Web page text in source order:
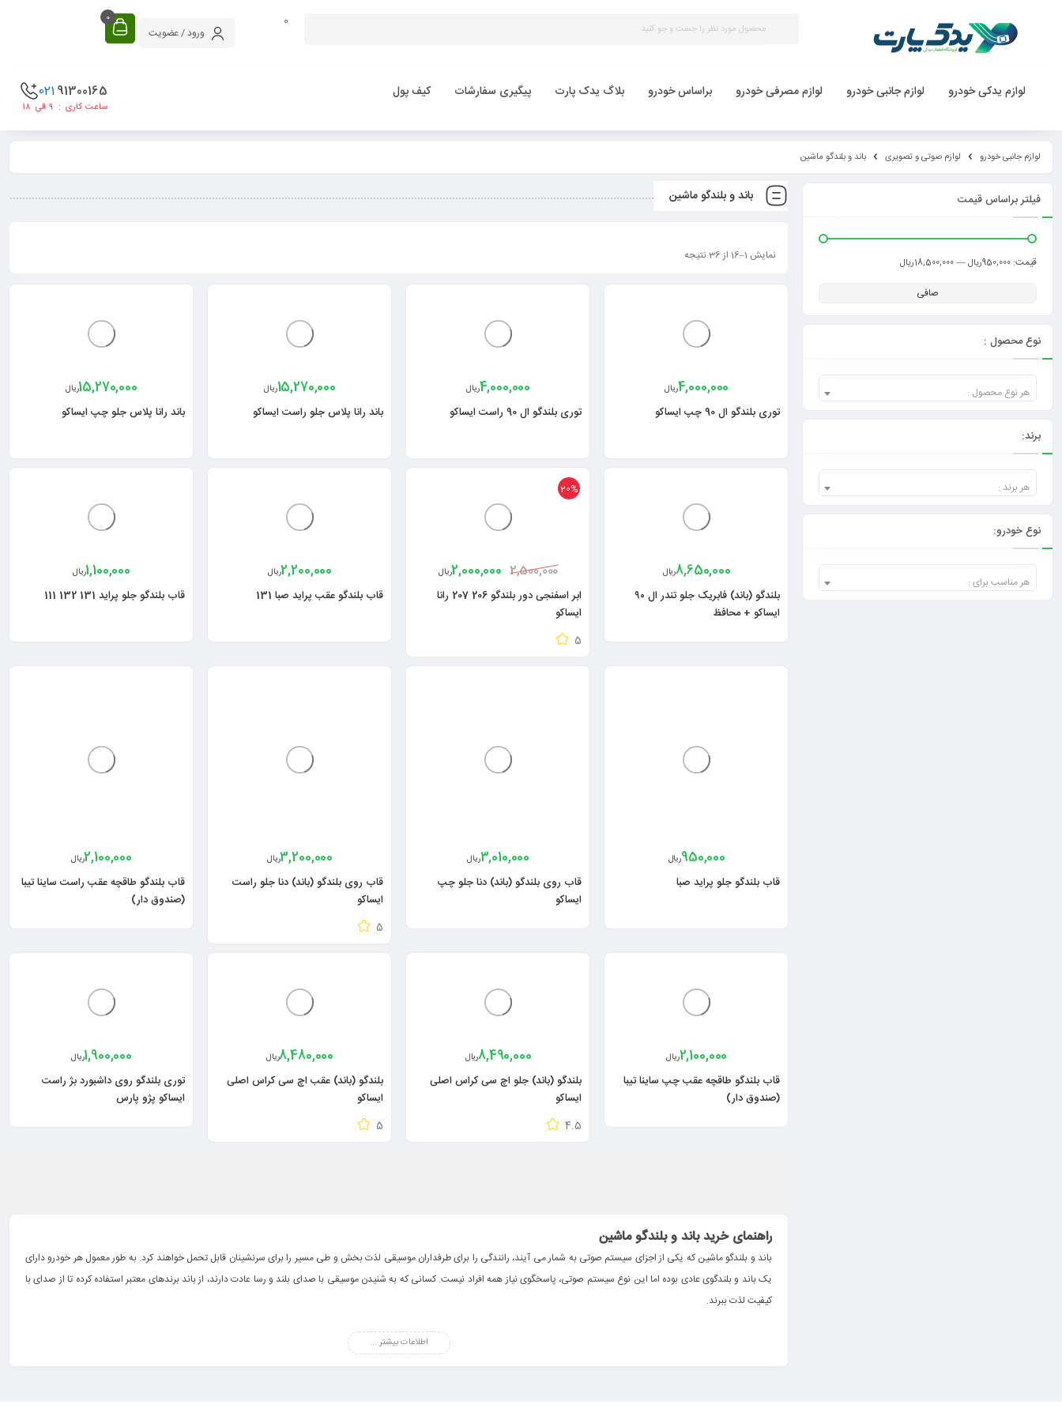
0
ورود / عضویت
0
لوازم یدکی خودرو لوازم جانبی خودرو لوازم مصرفی خودرو براساس خودرو بلاگ یدک پارت پیگیری سفارشات کیف پول 91300165
021
ساعت کاری : ۹ الی ۱۸
لوازم جانبی خودرو لوازم صوتی و تصویری باند و بلندگو ماشین
باند و بلندگو ماشین
نمایش 1–16 از 36 نتیجه
4,000,000ریال
توری بلندگو ال 90 چپ ایساکو
4,000,000ریال
توری بلندگو ال 90 راست ایساکو
15,270,000ریال
باند رانا پلاس جلو راست ایساکو
15,270,000ریال
باند رانا پلاس جلو چپ ایساکو
8,650,000ریال
بلندگو (باند) فابریک جلو تندر ال ۹۰
ایساکو + محافظ
20%
2,500,000
2,000,000ریال
ابر اسفنجی دور بلندگو 206 207 رانا
ایساکو
5
2,200,000ریال
قاب بلندگو عقب پراید صبا 131
1,100,000ریال
قاب بلندگو جلو پراید 131 132 111
950,000ریال
قاب بلندگو جلو پراید صبا
3,010,000ریال
قاب روی بلندگو (باند) دنا جلو چپ
ایساکو
3,200,000ریال
قاب روی بلندگو (باند) دنا جلو راست
ایساکو
5
2,100,000ریال
قاب بلندگو طاقچه عقب راست ساینا تیبا
(صندوق دار)
2,100,000ریال
قاب بلندگو طاقچه عقب چپ ساینا تیبا
(صندوق دار)
8,490,000ریال
بلندگو (باند) جلو اچ سی کراس اصلی
ایساکو
4.5
8,480,000ریال
بلندگو (باند) عقب اچ سی کراس اصلی
ایساکو
5
1,900,000ریال
توری بلندگو روی داشبورد بژ راست
ایساکو پژو پارس
راهنمای خرید باند و بلندگو ماشین
باند و بلندگو ماشین که یکی از اجزای سیستم صوتی به شمار می آیند، رانندگی را برای طرفداران موسیقی لذت بخش و طی مسیر را برای سرنشینان قابل تحمل خواهند کرد. به طور معمول هر خودرو دارای
یک باند و بلندگوی عادی بوده اما این نوع سیستم صوتی، پاسخگوی نیاز همه افراد نیست. کسانی که به شنیدن موسیقی با صدای بلند و رسا عادت دارند، از باند برندهای معتبر استفاده کرده تا از صدای با
کیفیت لذت ببرند.
اطلاعات بیشتر ...
فیلتر براساس قیمت
صافی
قيمت: 950,000ریال —18,500,000ریال
نوع محصول :
هر نوع محصول :
برند:
هر برند :
نوع خودرو:
هر مناسب برای :